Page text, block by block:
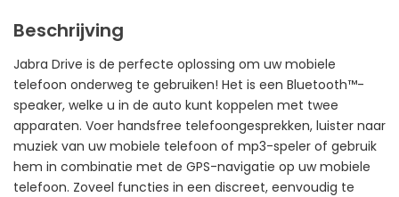
Beschrijving
Jabra Drive is de perfecte oplossing om uw mobiele
telefoon onderweg te gebruiken! Het is een Bluetooth™-
speaker, welke u in de auto kunt koppelen met twee
apparaten. Voer handsfree telefoongesprekken, luister naar
muziek van uw mobiele telefoon of mp3-speler of gebruik
hem in combinatie met de GPS-navigatie op uw mobiele
telefoon. Zoveel functies in een discreet, eenvoudig te